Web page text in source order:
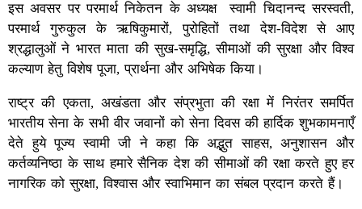
इस अवसर पर परमार्थ निकेतन के अध्यक्ष स्वामी चिदानन्द सरस्वती,
परमार्थ गुरुकुल के ऋषिकुमारों, पुरोहितों तथा देश-विदेश से आए
श्रद्धालुओं ने भारत माता की सुख-समृद्धि, सीमाओं की सुरक्षा और विश्व
कल्याण हेतु विशेष पूजा, प्रार्थना और अभिषेक किया।
राष्ट्र की एकता, अखंडता और संप्रभुता की रक्षा में निरंतर समर्पित
भारतीय सेना के सभी वीर जवानों को सेना दिवस की हार्दिक शुभकामनाएँ
देते हुये पूज्य स्वामी जी ने कहा कि अद्भुत साहस, अनुशासन और
कर्तव्यनिष्ठा के साथ हमारे सैनिक देश की सीमाओं की रक्षा करते हुए हर
नागरिक को सुरक्षा, विश्वास और स्वाभिमान का संबल प्रदान करते हैं।